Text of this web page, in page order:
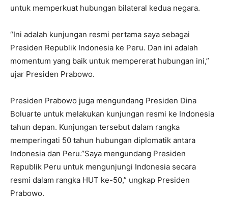
untuk memperkuat hubungan bilateral kedua negara.
“Ini adalah kunjungan resmi pertama saya sebagai
Presiden Republik Indonesia ke Peru. Dan ini adalah
momentum yang baik untuk mempererat hubungan ini,”
ujar Presiden Prabowo.
Presiden Prabowo juga mengundang Presiden Dina
Boluarte untuk melakukan kunjungan resmi ke Indonesia
tahun depan. Kunjungan tersebut dalam rangka
memperingati 50 tahun hubungan diplomatik antara
Indonesia dan Peru.”Saya mengundang Presiden
Republik Peru untuk mengunjungi Indonesia secara
resmi dalam rangka HUT ke-50,” ungkap Presiden
Prabowo.